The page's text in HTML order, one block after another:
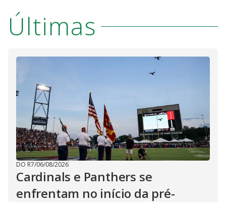
Últimas
DO R7/06/08/2026
Cardinals e Panthers se
enfrentam no início da pré-